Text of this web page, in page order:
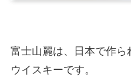
富士山麗は、日本で作ら
ウイスキーです。